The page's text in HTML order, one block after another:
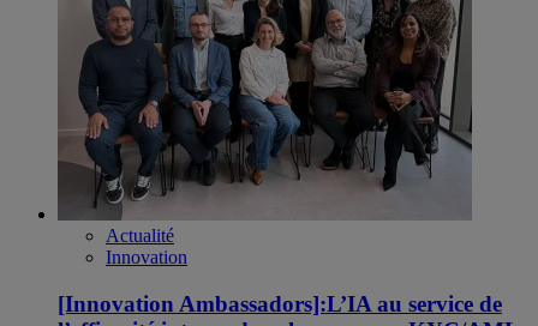
Actualité
Innovation
[Innovation Ambassadors]:L’IA au service de